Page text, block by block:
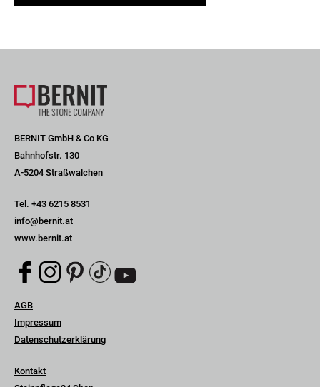
BERNIT GmbH & Co KG
Bahnhofstr. 130
A-5204 Straßwalchen
Tel. +43 6215 8531
info@bernit.at
www.bernit.at
Navigation
überspringen
AGB
Impressum
Datenschutzerklärung
Navigation
Kontakt